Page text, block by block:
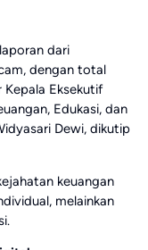
dari
dengan total
Kepala Eksekutif
Edukasi, dan
Dewi, dikutip
keuangan
melainkan